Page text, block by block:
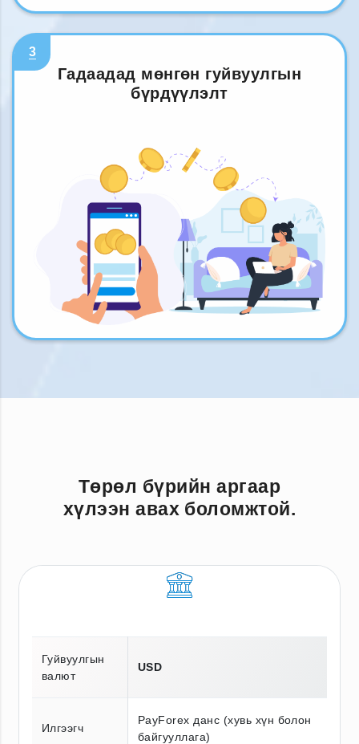
3
Гадаадад мөнгөн гуйвуулгын
бүрдүүлэлт
Төрөл бүрийн аргаар
хүлээн авах боломжтой.
Гуйвуулгын
валют
USD
Илгээгч
PayForex данс (хувь хүн болон
байгууллага)